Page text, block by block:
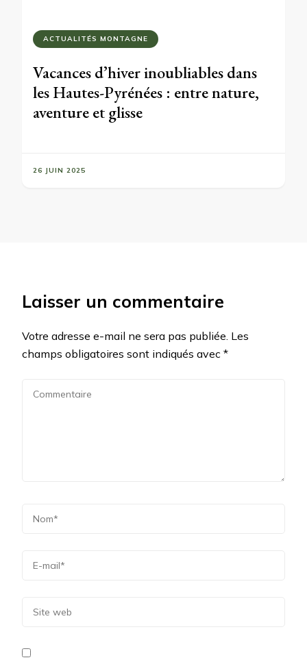
ACTUALITÉS MONTAGNE
Vacances d’hiver inoubliables dans
les Hautes-Pyrénées : entre nature,
aventure et glisse
26 JUIN 2025
Laisser un commentaire
Votre adresse e-mail ne sera pas publiée. Les
champs obligatoires sont indiqués avec *